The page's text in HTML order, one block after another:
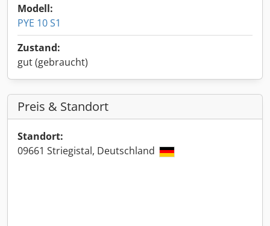
Modell:
PYE 10 S1
Zustand:
gut (gebraucht)
Preis & Standort
Standort:
09661 Striegistal, Deutschland